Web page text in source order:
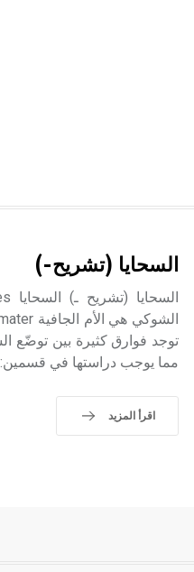
السحايا (تشريح-)
توجد فوارق كثيرة بين توضّع
مما يوجب دراستها في
اقرأ المزيد